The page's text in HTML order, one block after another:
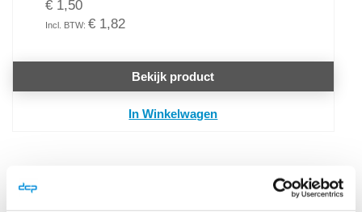
€ 1,50
€ 1,82
Bekijk product
In Winkelwagen